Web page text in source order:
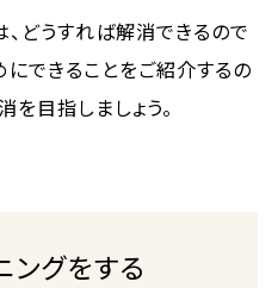
どうすれば解消できるので
にできることをご紹介するの
を目指しましょう。
ングをする